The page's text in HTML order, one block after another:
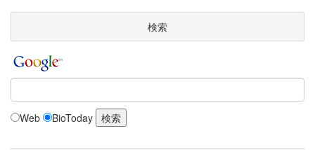
検索
Web BioToday